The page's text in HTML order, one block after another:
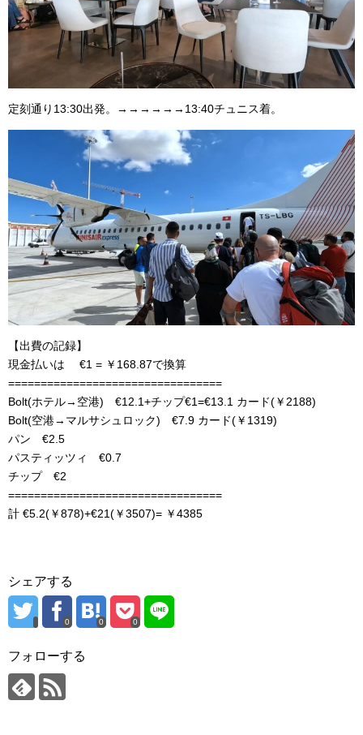
定刻通り13:30出発。→→→→→→13:40チュニス着。
【出費の記録】
現金払いは €1 = ￥168.87で換算
=================================
Bolt(ホテル→空港) €12.1+チップ€1=€13.1 カード(￥2188)
Bolt(空港→マルサシュロック) €7.9 カード(￥1319)
パン €2.5
パスティッツィ €0.7
チップ €2
=================================
計 €5.2(￥878)+€21(￥3507)= ￥4385
シェアする
0 0 0
フォローする